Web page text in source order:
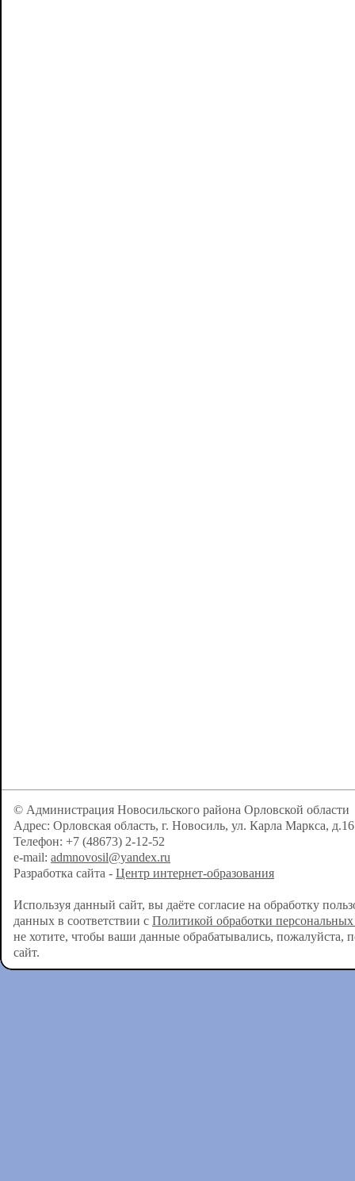
© Администрация Новосильского района Орловской области
Адрес: Орловская область, г. Новосиль, ул. Карла Маркса, д.16
Телефон: +7 (48673) 2-12-52
e-mail: admnovosil@yandex.ru
Разработка сайта - Центр интернет-образования
Используя данный сайт, вы даёте согласие на обработку
данных в соответствии с Политикой обработки
не хотите, чтобы ваши данные обрабатывались, пожалуйста,
сайт.